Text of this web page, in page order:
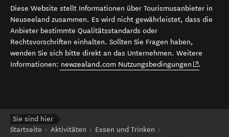
Diese Website stellt Informationen über Tourismusanbieter in
Neuseeland zusammen. Es wird nicht gewährleistet, dass die
Anbieter bestimmte Qualitätsstandards oder
Rechtsvorschriften einhalten. Sollten Sie Fragen haben,
wenden Sie sich bitte direkt an das Unternehmen. Weitere
Informationen: newzealand.com Nutzungsbedingungen (opens in
.
Sie sind hier
Startseite
Aktivitäten
Essen und Trinken